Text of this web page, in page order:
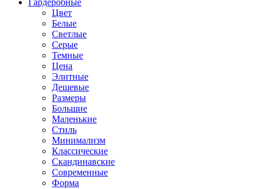
Гардеробные
Цвет
Белые
Светлые
Серые
Темные
Цена
Элитные
Дешевые
Размеры
Большие
Маленькие
Стиль
Минимализм
Классические
Скандинавские
Современные
Форма